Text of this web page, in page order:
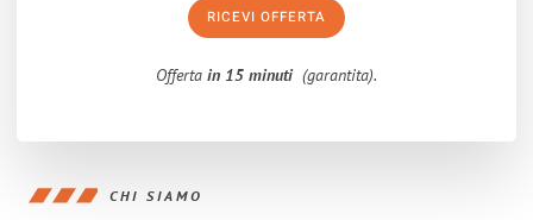
RICEVI OFFERTA
Offerta in 15 minuti (garantita).
CHI SIAMO